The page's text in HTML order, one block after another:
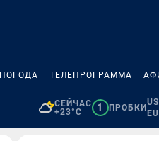
ПОГОДА ТЕЛЕПРОГРАММА
СЕЙЧАС
+23°C
1 ПРОБКИ